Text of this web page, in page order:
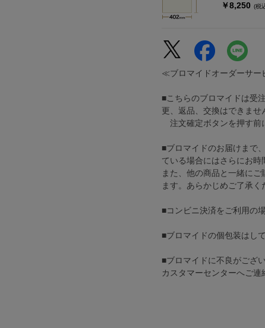
￥8,250 (税
≪ブロマイドオーダーサ
■こちらのブロマイドは受
更、返品、交換はできませ
注文確定ボタンを押す前
■ブロマイドのお届けまで
ている場合にはさらにお時
また、他の商品と一緒に
ます。あらかじめご了承く
■コンビニ決済をご利用の
■ブロマイドの個包装はし
■ブロマイドに不良がござ
カスタマーセンターへご連